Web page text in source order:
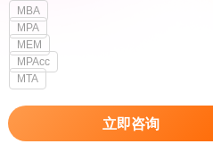
MBA
MPA
MEM
MPAcc
MTA
立即咨询